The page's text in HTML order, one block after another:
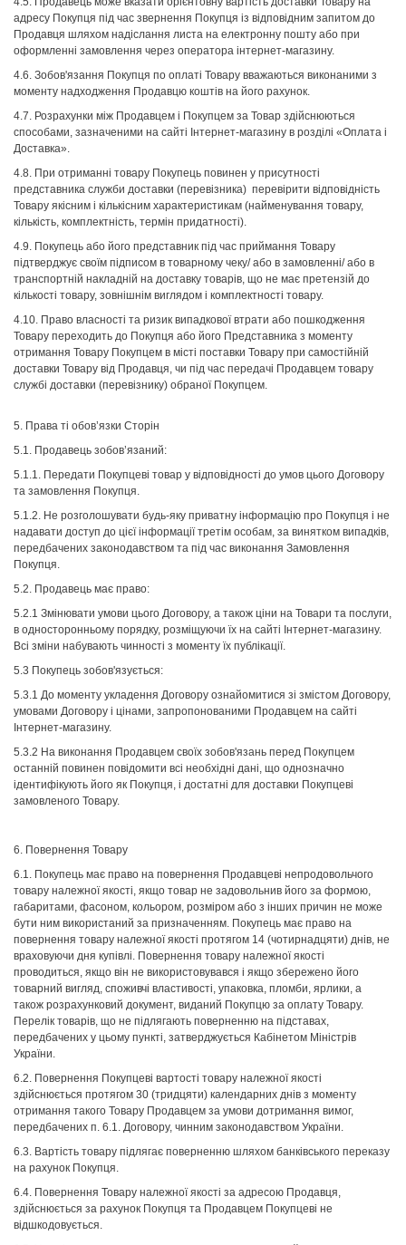
адресу Покупця під час звернення Покупця із відповідним запитом до
Продавця шляхом надіслання листа на електронну пошту або при
оформленні замовлення через оператора інтернет-магазину.
4.6. Зобов'язання Покупця по оплаті Товару вважаються виконаними з
моменту надходження Продавцю коштів на його рахунок.
4.7. Розрахунки між Продавцем і Покупцем за Товар здійснюються
способами, зазначеними на сайті Інтернет-магазину в розділі «Оплата і
Доставка».
4.8. При отриманні товару Покупець повинен у присутності
представника служби доставки (перевізника) перевірити відповідність
Товару якісним і кількісним характеристикам (найменування товару,
кількість, комплектність, термін придатності).
4.9. Покупець або його представник під час приймання Товару
підтверджує своїм підписом в товарному чеку/ або в замовленні/ або в
транспортній накладній на доставку товарів, що не має претензій до
кількості товару, зовнішнім виглядом і комплектності товару.
4.10. Право власності та ризик випадкової втрати або пошкодження
Товару переходить до Покупця або його Представника з моменту
отримання Товару Покупцем в місті поставки Товару при самостійній
доставки Товару від Продавця, чи під час передачі Продавцем товару
службі доставки (перевізнику) обраної Покупцем.
5. Права ті обов’язки Сторін
5.1. Продавець зобов’язаний:
5.1.1. Передати Покупцеві товар у відповідності до умов цього Договору
та замовлення Покупця.
5.1.2. Не розголошувати будь-яку приватну інформацію про Покупця і не
надавати доступ до цієї інформації третім особам, за винятком випадків,
передбачених законодавством та під час виконання Замовлення
Покупця.
5.2. Продавець має право:
5.2.1 Змінювати умови цього Договору, а також ціни на Товари та послуги,
в односторонньому порядку, розміщуючи їх на сайті Інтернет-магазину.
Всі зміни набувають чинності з моменту їх публікації.
5.3 Покупець зобов'язується:
5.3.1 До моменту укладення Договору ознайомитися зі змістом Договору,
умовами Договору і цінами, запропонованими Продавцем на сайті
Інтернет-магазину.
5.3.2 На виконання Продавцем своїх зобов'язань перед Покупцем
останній повинен повідомити всі необхідні дані, що однозначно
ідентифікують його як Покупця, і достатні для доставки Покупцеві
замовленого Товару.
6. Повернення Товару
6.1. Покупець має право на повернення Продавцеві непродовольчого
товару належної якості, якщо товар не задовольнив його за формою,
габаритами, фасоном, кольором, розміром або з інших причин не може
бути ним використаний за призначенням. Покупець має право на
повернення товару належної якості протягом 14 (чотирнадцяти) днів, не
враховуючи дня купівлі. Повернення товару належної якості
проводиться, якщо він не використовувався і якщо збережено його
товарний вигляд, споживчі властивості, упаковка, пломби, ярлики, а
також розрахунковий документ, виданий Покупцю за оплату Товару.
Перелік товарів, що не підлягають поверненню на підставах,
передбачених у цьому пункті, затверджується Кабінетом Міністрів
України.
6.2. Повернення Покупцеві вартості товару належної якості
здійснюється протягом 30 (тридцяти) календарних днів з моменту
отримання такого Товару Продавцем за умови дотримання вимог,
передбачених п. 6.1. Договору, чинним законодавством України.
6.3. Вартість товару підлягає поверненню шляхом банківського переказу
на рахунок Покупця.
6.4. Повернення Товару належної якості за адресою Продавця,
здійснюється за рахунок Покупця та Продавцем Покупцеві не
відшкодовується.